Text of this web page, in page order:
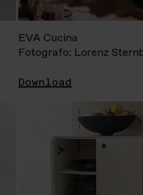
EVA Cucina
Fotografo: Lorenz
Download